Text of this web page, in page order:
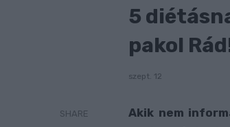
5
pakol
szept. 12
SHARE
Akik nem